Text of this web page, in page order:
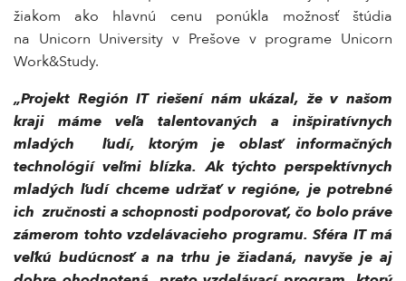
žiakom ako hlavnú cenu ponúkla možnosť štúdia
na Unicorn University v Prešove v programe Unicorn
Work&Study.
„Projekt Región IT riešení nám ukázal, že v našom
kraji máme veľa talentovaných a inšpiratívnych
mladých ľudí, ktorým je oblasť informačných
technológií veľmi blízka. Ak týchto perspektívnych
mladých ľudí chceme udržať v regióne, je potrebné
ich zručnosti a schopnosti podporovať, čo bolo práve
zámerom tohto vzdelávacieho programu. Sféra IT má
veľkú budúcnosť a na trhu je žiadaná, navyše je aj